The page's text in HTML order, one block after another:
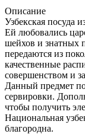
Описание
Узбекская посуда
Ей любовались
шейхов и знатных
передаются из
качественные
совершенством и
Данный предмет
сервировки.
чтобы получить
Национальная
благородна.